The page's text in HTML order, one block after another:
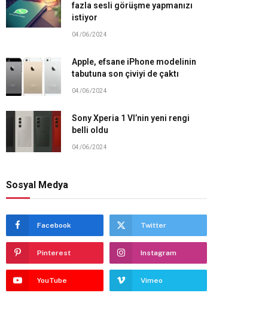
fazla sesli görüşme yapmanızı
istiyor
04/06/2024
Apple, efsane iPhone modelinin
tabutuna son çiviyi de çaktı
04/06/2024
Sony Xperia 1 VI’nin yeni rengi
belli oldu
04/06/2024
Sosyal Medya
Facebook Twitter
Pinterest Instagram
YouTube Vimeo